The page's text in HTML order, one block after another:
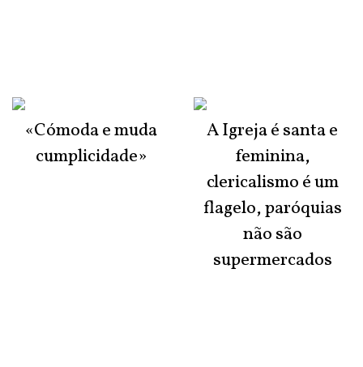
«Cómoda e muda
cumplicidade»
A Igreja é santa e
feminina,
clericalismo é um
flagelo, paróquias
não são
supermercados